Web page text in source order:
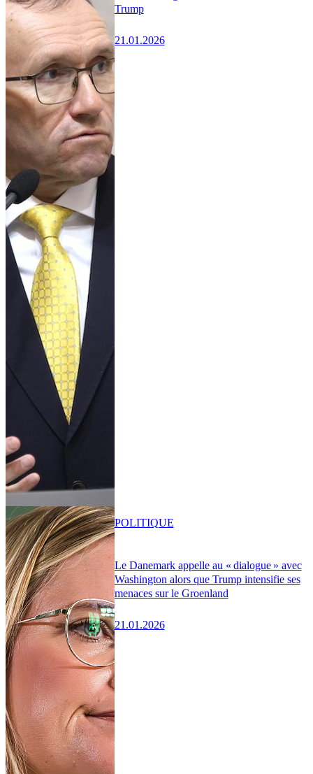
Trump
21.01.2026
Le Danemark appelle au « dialogue » avec
Washington alors que Trump intensifie ses
menaces sur le Groenland
21.01.2026
POLITIQUE